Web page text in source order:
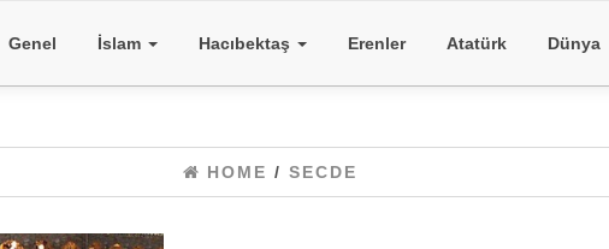
Genel İslam Hacıbektaş Erenler Atatürk Dünya
HOME / SECDE